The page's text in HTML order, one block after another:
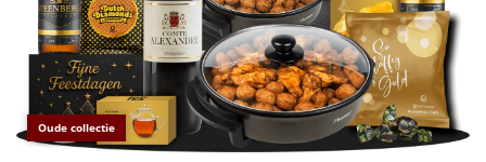
€75 tot €100
€100 en hoger
Alle kerstpakketten 2026
Oude collectie